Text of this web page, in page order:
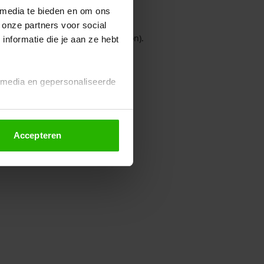
te bieden en om ons
partners voor social
die je aan ze hebt
en gepersonaliseerde
altijd wijzigen of
Accepteren
console for more information).